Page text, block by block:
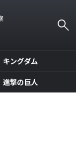
キングダム
進撃の巨人